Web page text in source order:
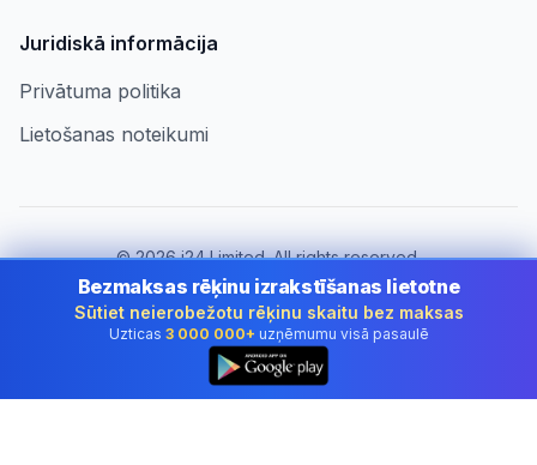
Juridiskā informācija
Privātuma politika
Lietošanas noteikumi
©2026i24 Limited. All rights reserved.
Uzņēmumiem Latvia
Mainīt valsti:
Latvia
Bezmaksas rēķinu izrakstīšanas lietotne
Sūtiet neierobežotu rēķinu skaitu bez maksas
Uzticas 3 000 000+ uzņēmumu visā pasaulē